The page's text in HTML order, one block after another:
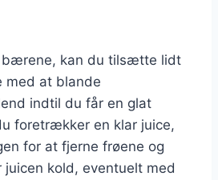
bærene, kan du tilsætte lidt
at blande
indtil du får en glat
foretrækker en klar juice,
for at fjerne frøene og
juicen kold, eventuelt med